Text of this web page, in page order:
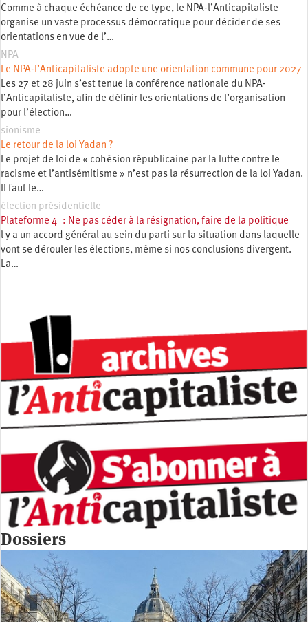
Comme à chaque échéance de ce type, le NPA-l’Anticapitaliste
organise un vaste processus démocratique pour décider de ses
orientations en vue de l’…
NPA
Le NPA-l’Anticapitaliste adopte une orientation commune pour 2027
Les 27 et 28 juin s’est tenue la conférence nationale du NPA-
l’Anticapitaliste, afin de définir les orientations de l’organisation
pour l’élection…
sionisme
Le retour de la loi Yadan ?
Le projet de loi de « cohésion républicaine par la lutte contre le
racisme et l’antisémitisme » n’est pas la résurrection de la loi Yadan.
Il faut le…
élection présidentielle
Plateforme 4 : Ne pas céder à la résignation, faire de la politique
l y a un accord général au sein du parti sur la situation dans laquelle
vont se dérouler les élections, même si nos conclusions divergent.
La…
Dossiers